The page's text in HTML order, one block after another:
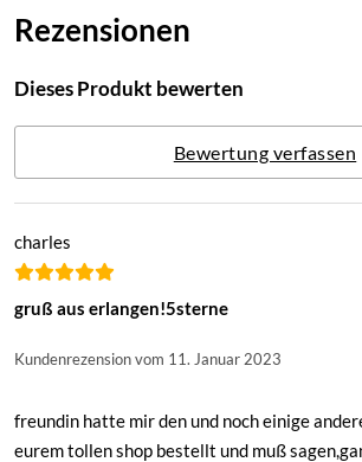
Rezensionen
Dieses Produkt bewerten
Bewertung verfassen
charles
gruß aus erlangen!5sterne
Kundenrezension vom 11. Januar 2023
freundin hatte mir den und noch einige
eurem tollen shop bestellt und muß